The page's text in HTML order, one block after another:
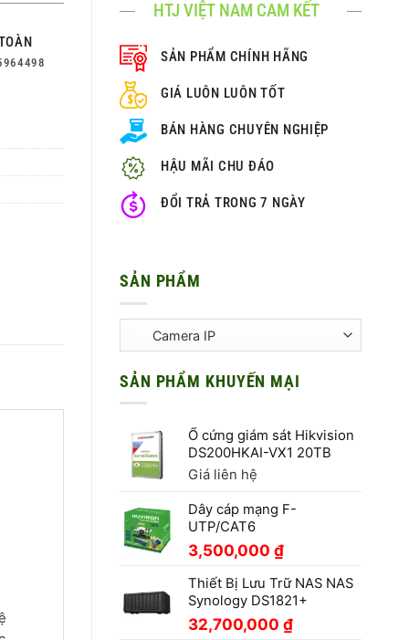
HTJ VIỆT NAM CAM KẾT
SẢN PHẨM CHÍNH HÃNG
GIÁ LUÔN LUÔN TỐT
BÁN HÀNG CHUYÊN NGHIỆP
HẬU MÃI CHU ĐÁO
ĐỔI TRẢ TRONG 7 NGÀY
SẢN PHẨM
SẢN PHẨM KHUYẾN MẠI
Ổ cứng giám sát Hikvision
DS200HKAI-VX1 20TB
Giá liên hệ
Dây cáp mạng F-
UTP/CAT6
3,500,000 ₫
Thiết Bị Lưu Trữ NAS NAS
Synology DS1821+
32,700,000 ₫